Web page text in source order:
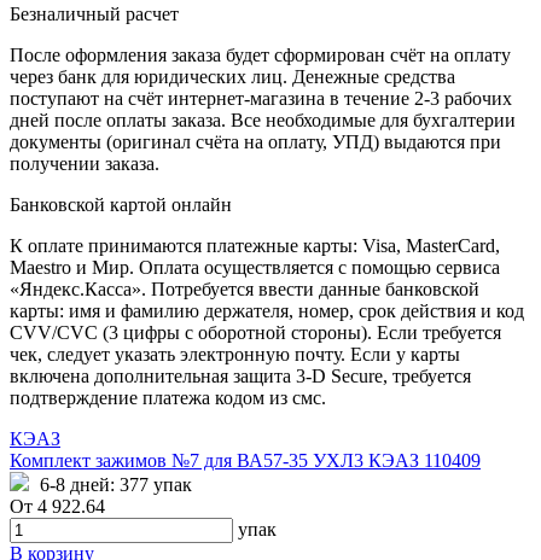
Безналичный расчет
После оформления заказа будет сформирован счёт на оплату
через банк для юридических лиц. Денежные средства
поступают на счёт интернет-магазина в течение 2-3 рабочих
дней после оплаты заказа. Все необходимые для бухгалтерии
документы (оригинал счёта на оплату, УПД) выдаются при
получении заказа.
Банковской картой онлайн
К оплате принимаются платежные карты: Visa, MasterCard,
Maestro и Мир. Оплата осуществляется с помощью сервиса
«Яндекс.Касса». Потребуется ввести данные банковской
карты: имя и фамилию держателя, номер, срок действия и код
CVV/CVC (3 цифры с оборотной стороны). Если требуется
чек, следует указать электронную почту. Если у карты
включена дополнительная защита 3-D Secure, требуется
подтверждение платежа кодом из смс.
КЭАЗ
Комплект зажимов №7 для ВА57-35 УХЛ3 КЭАЗ 110409
6-8 дней: 377 упак
От 4 922.64
упак
В корзину